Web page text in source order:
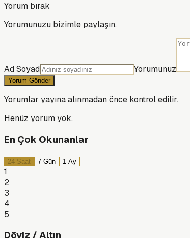
Yorum bırak
Yorumunuzu bizimle paylaşın.
Ad Soyad Yorumunuz
Yorum Gönder
Yorumlar yayına alınmadan önce kontrol edilir.
Henüz yorum yok.
En Çok Okunanlar
24 Saat 7 Gün 1 Ay
1
2
3
4
5
Döviz / Altın